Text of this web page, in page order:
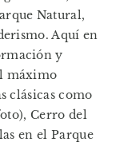
Natural,
Aquí en
y
máximo
clásicas como
Cerro del
en el Parque